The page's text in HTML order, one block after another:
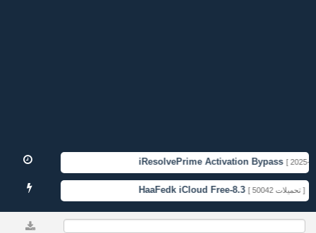
iResolvePrime Activation Bypass [ 2025-
HaaFedk iCloud Free-8.3 [ 50042 تحميلات ]